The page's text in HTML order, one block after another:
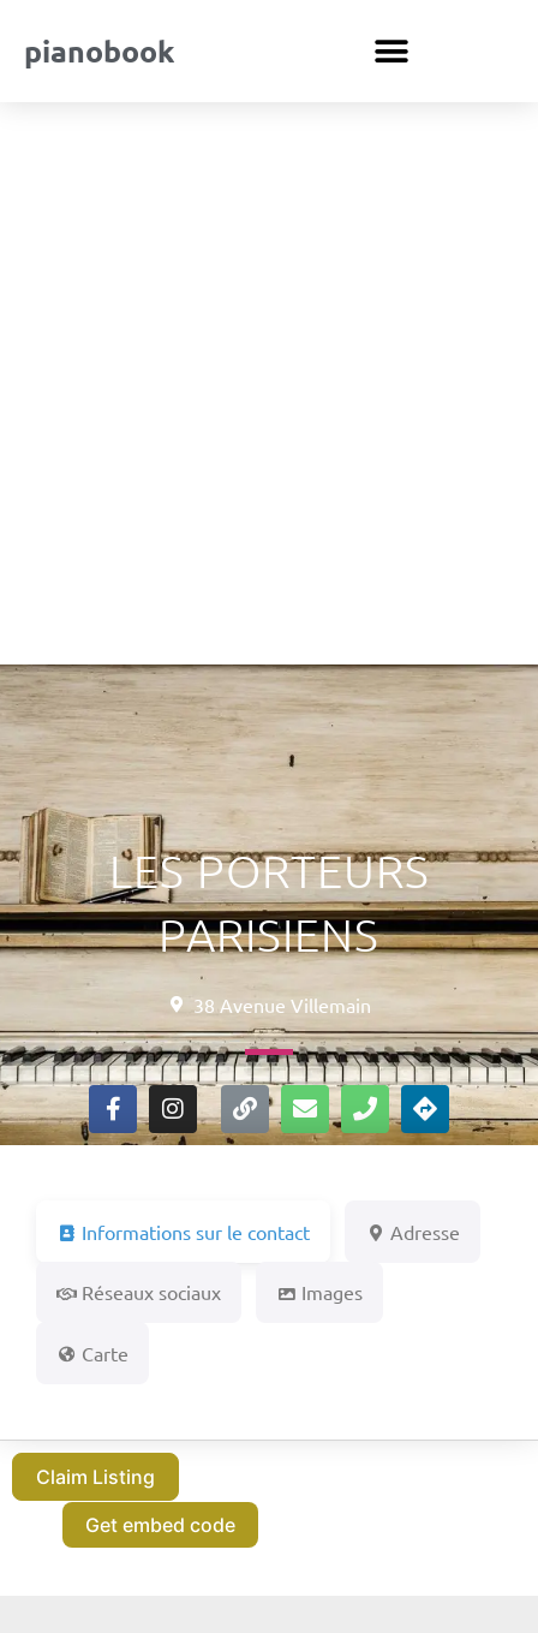
pianobook
LES PORTEURS
PARISIENS
38 Avenue Villemain
Informations sur le contact Adresse
Réseaux sociaux Images
Carte
Claim Listing
Get embed code